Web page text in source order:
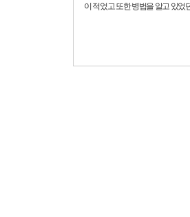
이 적었고 또한 병법을 알고 있었